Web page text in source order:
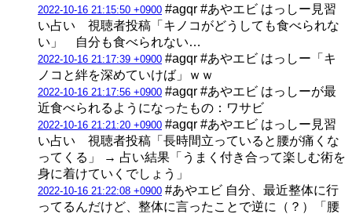
2022-10-16 21:15:50 +0900 #agqr #あやエビ はっしー見習
い占い 視聴者投稿「キノコがどうしても食べられな
い」 自分も食べられない…
2022-10-16 21:17:39 +0900 #agqr #あやエビ はっしー「キ
ノコと絆を深めていけば」ｗｗ
2022-10-16 21:17:56 +0900 #agqr #あやエビ はっしーが最
近食べられるようになったもの：ワサビ
2022-10-16 21:21:20 +0900 #agqr #あやエビ はっしー見習
い占い 視聴者投稿「長時間立っていると腰が痛くな
ってくる」 → 占い結果「うまく付き合って楽しむ術を
身に着けていくでしょう」
2022-10-16 21:22:08 +0900 #あやエビ 自分、最近整体に行
ってるんだけど、整体に言ったことで逆に（？）「腰